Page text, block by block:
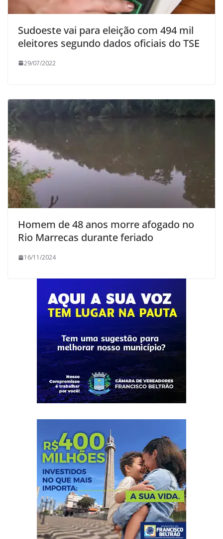
Sudoeste vai para eleição com 494 mil
eleitores segundo dados oficiais do TSE
29/07/2022
Homem de 48 anos morre afogado no
Rio Marrecas durante feriado
16/11/2024